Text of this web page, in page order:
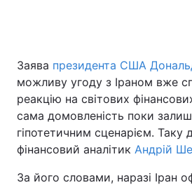
Україна
Спорт
Техно і зв'язок
Заява президента США
можливу угоду з Іраном вже
реакцію на світових
сама домовленість поки
гіпотетичним сценарієм. Таку
фінансовий аналітик Андрій
За його словами, наразі Іран